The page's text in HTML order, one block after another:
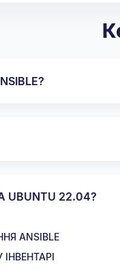
22.04?
ANSIBLE